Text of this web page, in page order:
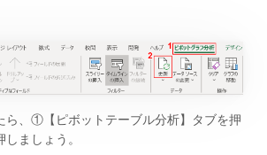
ら、①【ピボットテーブル分析】タブを押
ましょう。